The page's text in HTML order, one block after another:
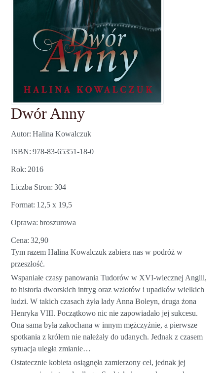
Dwór Anny
Autor Halina Kowalczuk
ISBN 978-83-65351-18-0
Rok 2016
Liczba Stron 304
Format 12,5 x 19,5
Oprawa broszurowa
Cena 32,90
Tym razem Halina Kowalczuk zabiera nas w podróż w
przeszłość.
Wspaniałe czasy panowania Tudorów w XVI-wiecznej Anglii,
to historia dworskich intryg oraz wzlotów i upadków wielkich
ludzi. W takich czasach żyła lady Anna Boleyn, druga żona
Henryka VIII. Początkowo nic nie zapowiadało jej sukcesu.
Ona sama była zakochana w innym mężczyźnie, a pierwsze
spotkania z królem nie należały do udanych. Jednak z czasem
sytuacja uległa zmianie…
Ostatecznie kobieta osiągnęła zamierzony cel, jednak jej